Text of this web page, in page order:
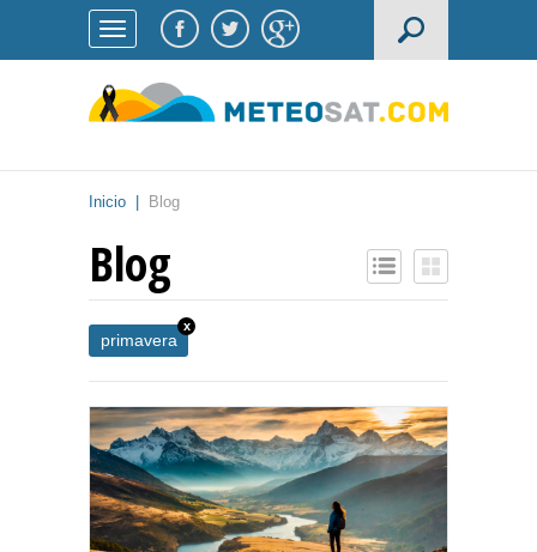
Inicio Blog
Blog
primavera
x